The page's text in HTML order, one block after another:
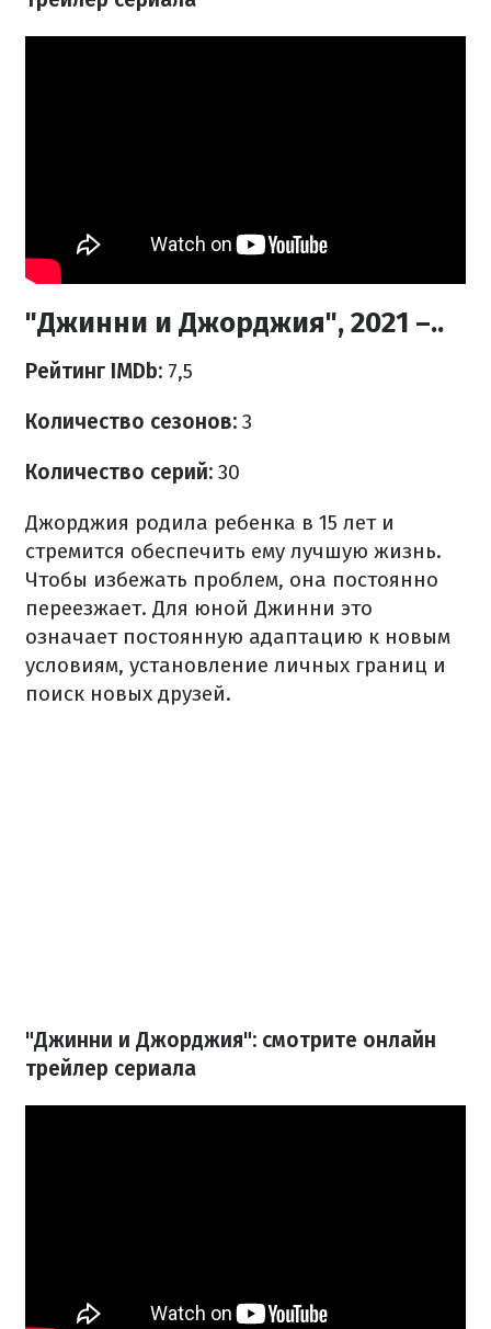
"Джинни и Джорджия", 2021 –..
Рейтинг IMDb: 7,5
Количество сезонов: 3
Количество серий: 30
Джорджия родила ребенка в 15 лет и
стремится обеспечить ему лучшую жизнь.
Чтобы избежать проблем, она постоянно
переезжает. Для юной Джинни это
означает постоянную адаптацию к новым
условиям, установление личных границ и
поиск новых друзей.
"Джинни и Джорджия": смотрите онлайн
трейлер сериала